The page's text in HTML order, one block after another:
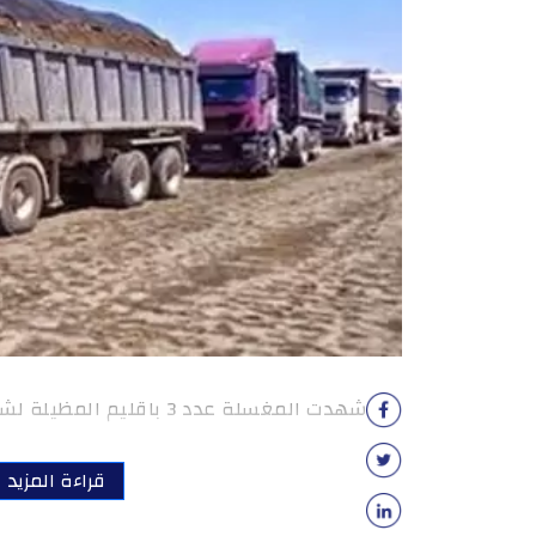
شهدت المغسلة عدد 3 باقليم المظيلة لشركة فسفاط ڨفصة، اليوم […]
قراءة المزيد